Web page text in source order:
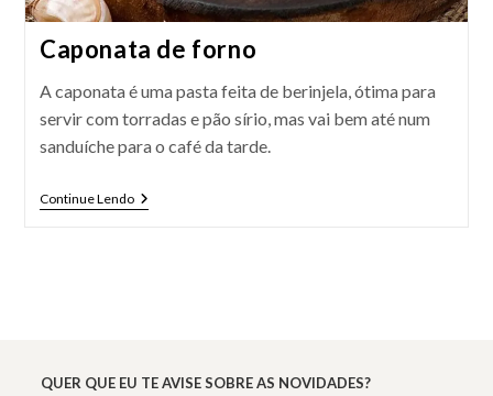
Caponata de forno
A caponata é uma pasta feita de berinjela, ótima para
servir com torradas e pão sírio, mas vai bem até num
sanduíche para o café da tarde.
Continue LendoCaponata
De
QUER QUE EU TE AVISE SOBRE AS NOVIDADES?